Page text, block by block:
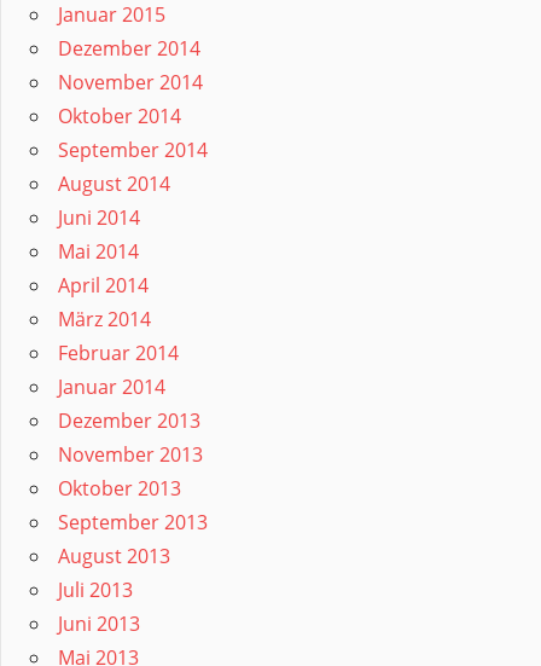
Januar 2015
Dezember 2014
November 2014
Oktober 2014
September 2014
August 2014
Juni 2014
Mai 2014
April 2014
März 2014
Februar 2014
Januar 2014
Dezember 2013
November 2013
Oktober 2013
September 2013
August 2013
Juli 2013
Juni 2013
Mai 2013